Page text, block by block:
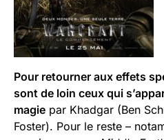
Pour retourner aux effets
sont de loin ceux qui
magie par Khadgar (Ben
Foster). Pour le reste –